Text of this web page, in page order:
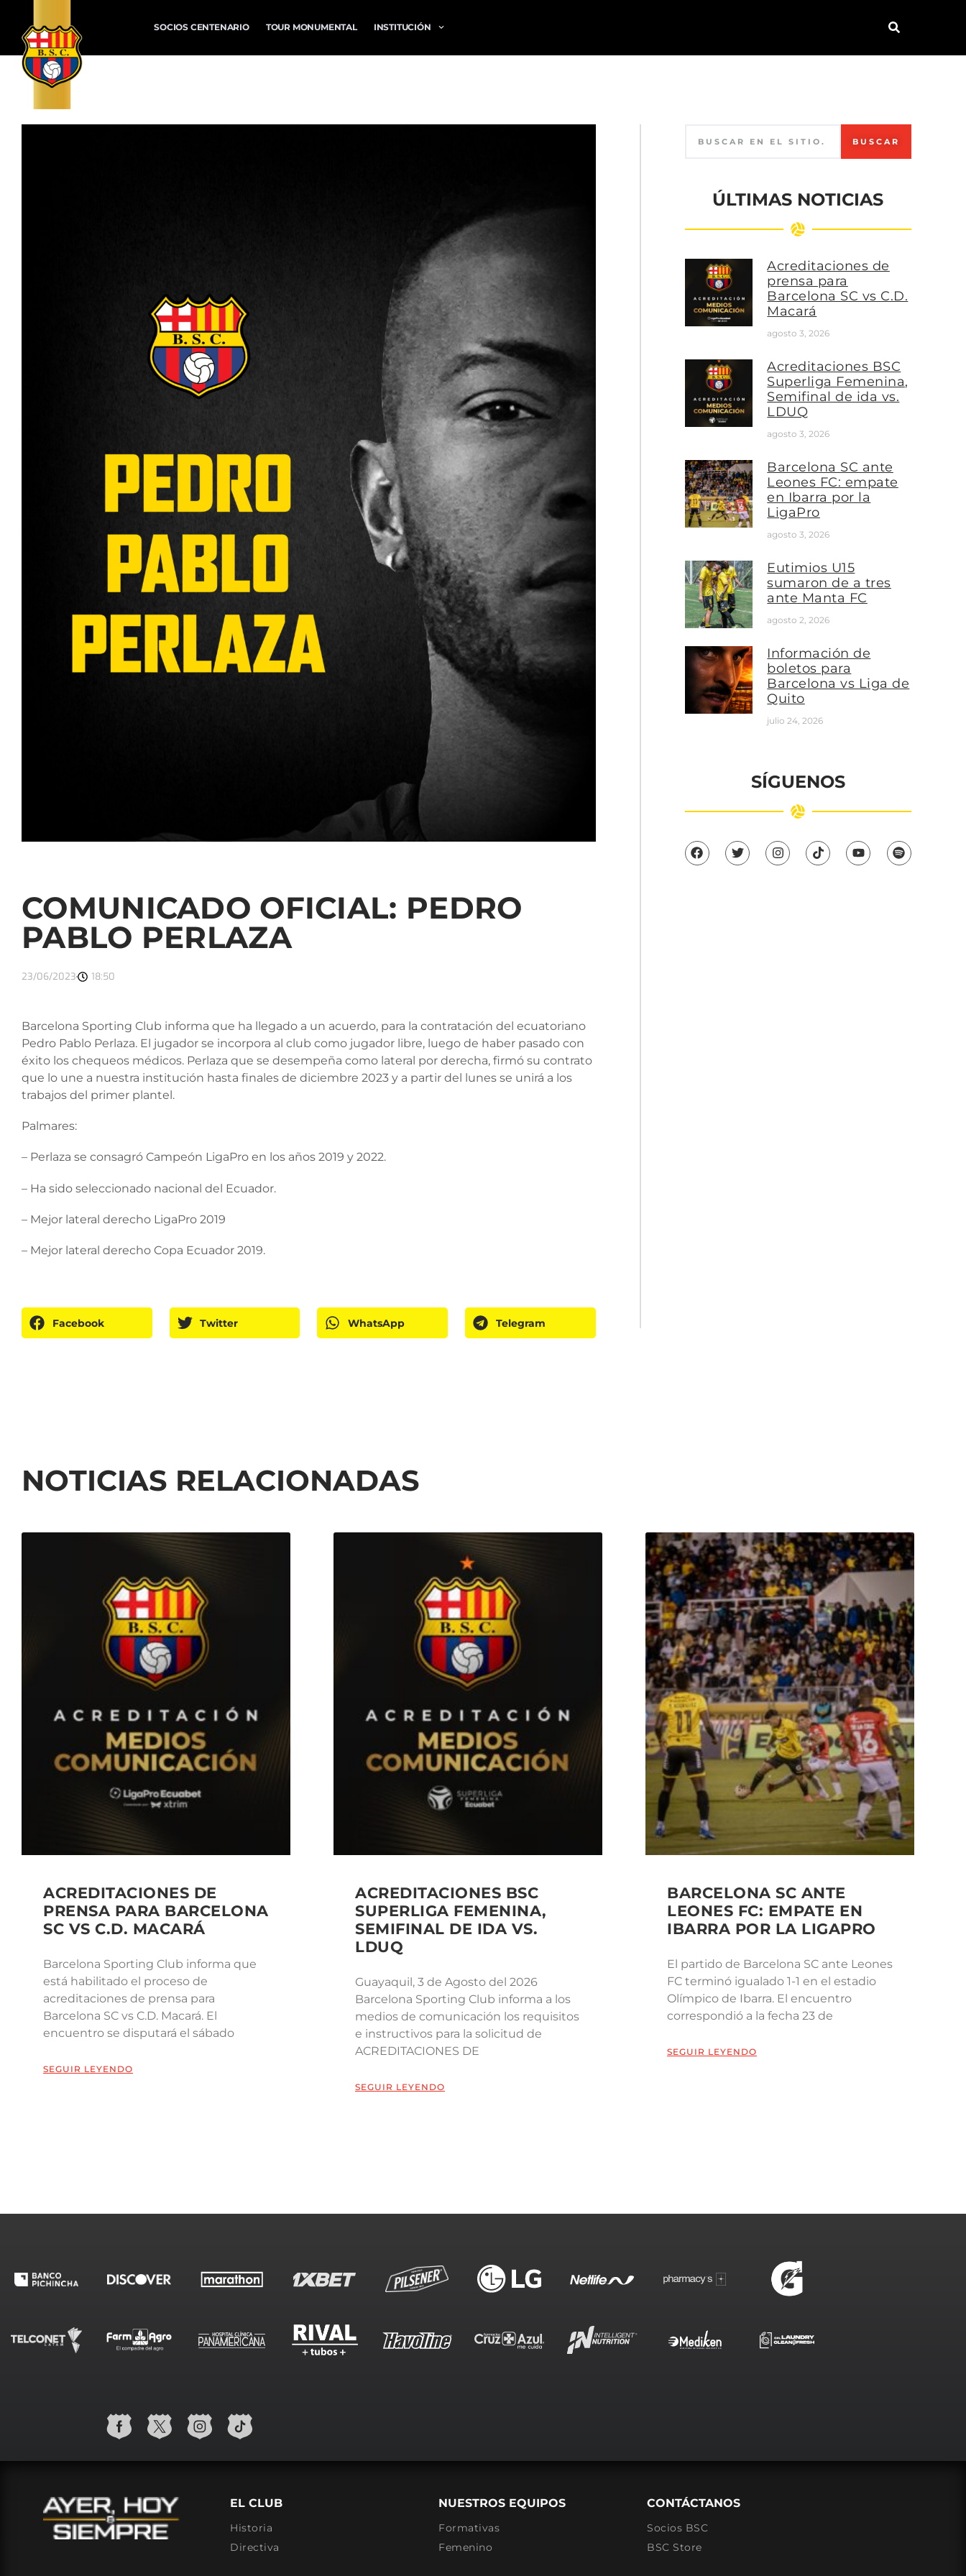
SOCIOS CENTENARIO TOUR MONUMENTAL INSTITUCIÓN
COMUNICADO OFICIAL: PEDRO
PABLO PERLAZA
23/06/2023 18:50
Barcelona Sporting Club informa que ha llegado a un acuerdo, para la contratación del ecuatoriano
Pedro Pablo Perlaza. El jugador se incorpora al club como jugador libre, luego de haber pasado con
éxito los chequeos médicos. Perlaza que se desempeña como lateral por derecha, firmó su contrato
que lo une a nuestra institución hasta finales de diciembre 2023 y a partir del lunes se unirá a los
trabajos del primer plantel.
Palmares:
– Perlaza se consagró Campeón LigaPro en los años 2019 y 2022.
– Ha sido seleccionado nacional del Ecuador.
– Mejor lateral derecho LigaPro 2019
– Mejor lateral derecho Copa Ecuador 2019.
Facebook Twitter WhatsApp Telegram
BUSCAR
ÚLTIMAS NOTICIAS
Acreditaciones de
prensa para
Barcelona SC vs C.D.
Macará
agosto 3, 2026
Acreditaciones BSC
Superliga Femenina,
Semifinal de ida vs.
LDUQ
agosto 3, 2026
Barcelona SC ante
Leones FC: empate
en Ibarra por la
LigaPro
agosto 3, 2026
Eutimios U15
sumaron de a tres
ante Manta FC
agosto 2, 2026
Información de
boletos para
Barcelona vs Liga de
Quito
julio 24, 2026
SÍGUENOS
NOTICIAS RELACIONADAS
ACREDITACIONES DE
PRENSA PARA BARCELONA
SC VS C.D. MACARÁ
Barcelona Sporting Club informa que
está habilitado el proceso de
acreditaciones de prensa para
Barcelona SC vs C.D. Macará. El
encuentro se disputará el sábado
SEGUIR LEYENDO
ACREDITACIONES BSC
SUPERLIGA FEMENINA,
SEMIFINAL DE IDA VS.
LDUQ
Guayaquil, 3 de Agosto del 2026
Barcelona Sporting Club informa a los
medios de comunicación los requisitos
e instructivos para la solicitud de
ACREDITACIONES DE
SEGUIR LEYENDO
BARCELONA SC ANTE
LEONES FC: EMPATE EN
IBARRA POR LA LIGAPRO
El partido de Barcelona SC ante Leones
FC terminó igualado 1-1 en el estadio
Olímpico de Ibarra. El encuentro
correspondió a la fecha 23 de
SEGUIR LEYENDO
EL CLUB
Historia
Directiva
NUESTROS EQUIPOS
Formativas
Femenino
CONTÁCTANOS
Socios BSC
BSC Store